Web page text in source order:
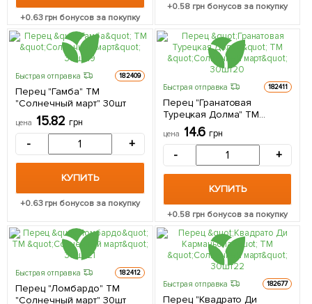
+0.63грн бонусов за покупку
+0.58 грн бонусов за покупку
Быстрая отправка 182409
Перец "Гамба" ТМ
"Солнечный март" 30шт
цена 15.82 грн
- +
КУПИТЬ
+0.63грн бонусов за покупку
Быстрая отправка 182411
Перец "Гранатовая
Турецкая Долма" ТМ
"Солнечный март" 30шт
цена 14.6 грн
- +
КУПИТЬ
+0.58 грн бонусов за покупку
Быстрая отправка 182412
Перец "Ломбардо" ТМ
"Солнечный март" 30шт
Быстрая отправка 182677
Перец "Квадрато Ди